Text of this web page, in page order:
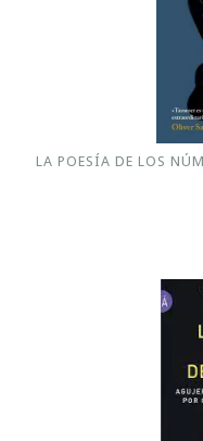
LA POESÍA DE LOS